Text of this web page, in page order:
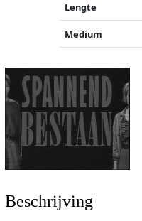
Lengte
Medium
Beschrijving